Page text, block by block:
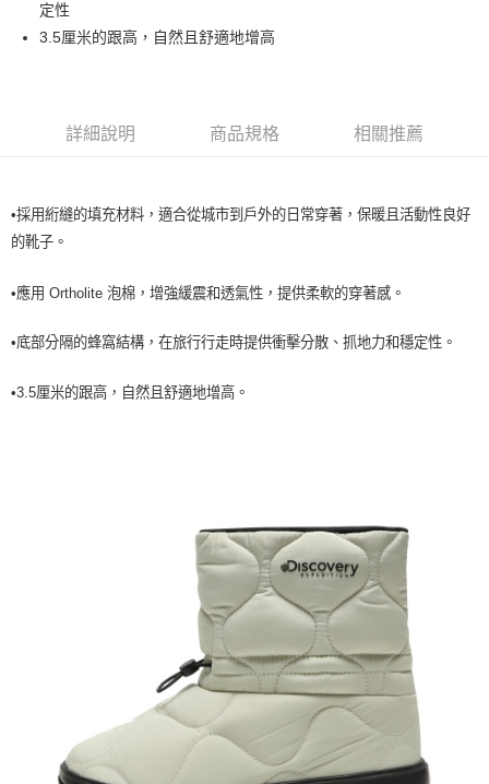
每筆NT$60，滿NT$990(含以上)免運費
7-11取貨付款<未取貨列黑名單/不支援離島取退>
每筆NT$60，滿NT$990(含以上)免運費
每筆NT$80，滿NT$990(含以上)免運費
定性
3.5厘米的跟高，自然且舒適地增高
詳細說明 商品規格 相關推薦
•採用絎縫的填充材料，適合從城市到戶外的日常穿著，保暖且活動性良好
的靴子。
•應用 Ortholite 泡棉，增強緩震和透氣性，提供柔軟的穿著感。
•底部分隔的蜂窩結構，在旅行行走時提供衝擊分散、抓地力和穩定性。
•3.5厘米的跟高，自然且舒適地增高。